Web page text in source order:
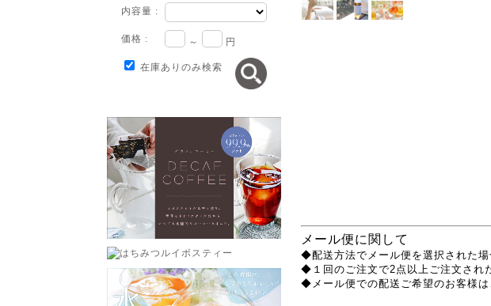
内容量 :
価格 : ～ 円
在庫ありのみ検索
メール便に関して
◆配送方法でメール便を選択された場
◆１回のご注文で2点以上ご注文され
◆メール便での配送ご希望のお客様は